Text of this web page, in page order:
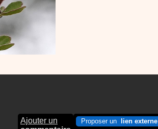
Ajouter un
Proposer un lien externe